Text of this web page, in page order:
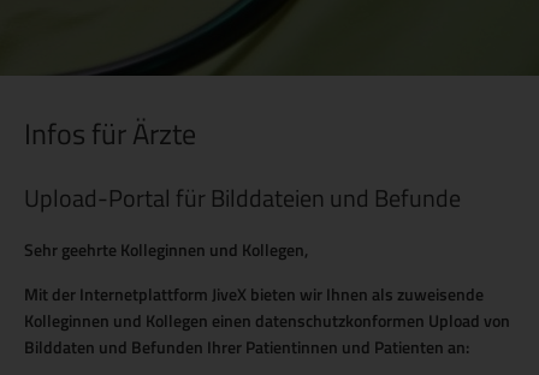
Infos für Ärzte
Upload-Portal für Bilddateien und Befunde
Sehr geehrte Kolleginnen und Kollegen,
Mit der Internetplattform JiveX bieten wir Ihnen als zuweisende
Kolleginnen und Kollegen einen datenschutzkonformen Upload von
Bilddaten und Befunden Ihrer Patientinnen und Patienten an: